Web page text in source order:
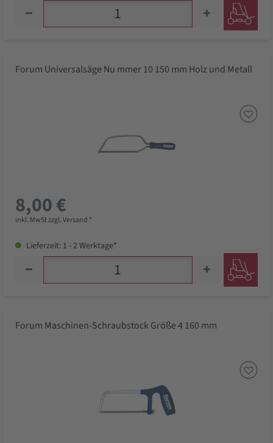
Forum Universalsäge Nu mmer 10 150 mm Holz und Metall
8,00 €
inkl. MwSt zzgl. Versand *
Lieferzeit: 1 - 2 Werktage*
Forum Maschinen-Schraubstock Größe 4 160 mm